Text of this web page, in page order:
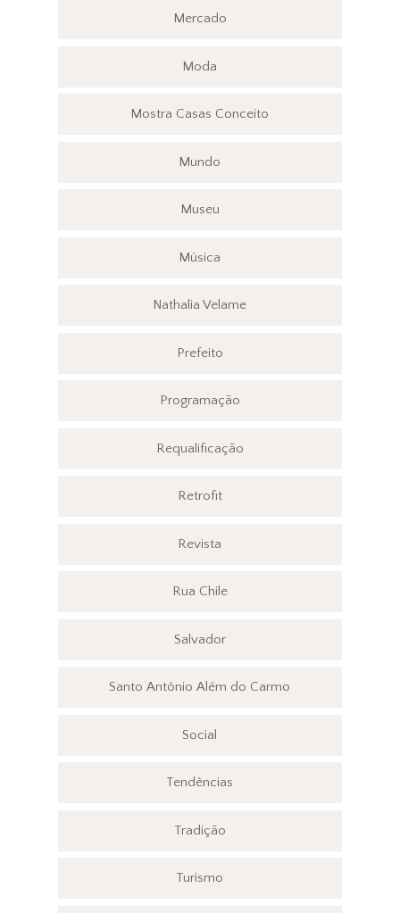
Mercado
Moda
Mostra Casas Conceito
Mundo
Museu
Música
Nathalia Velame
Prefeito
Programação
Requalificação
Retrofit
Revista
Rua Chile
Salvador
Santo Antônio Além do Carmo
Social
Tendências
Tradição
Turismo